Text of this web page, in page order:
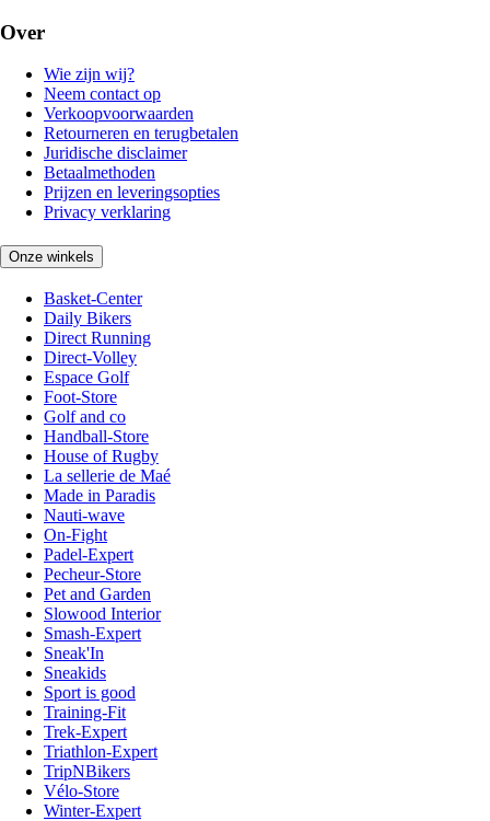
Over
Wie zijn wij?
Neem contact op
Verkoopvoorwaarden
Retourneren en terugbetalen
Juridische disclaimer
Betaalmethoden
Prijzen en leveringsopties
Privacy verklaring
Onze winkels
Basket-Center
Daily Bikers
Direct Running
Direct-Volley
Espace Golf
Foot-Store
Golf and co
Handball-Store
House of Rugby
La sellerie de Maé
Made in Paradis
Nauti-wave
On-Fight
Padel-Expert
Pecheur-Store
Pet and Garden
Slowood Interior
Smash-Expert
Sneak'In
Sneakids
Sport is good
Training-Fit
Trek-Expert
Triathlon-Expert
TripNBikers
Vélo-Store
Winter-Expert